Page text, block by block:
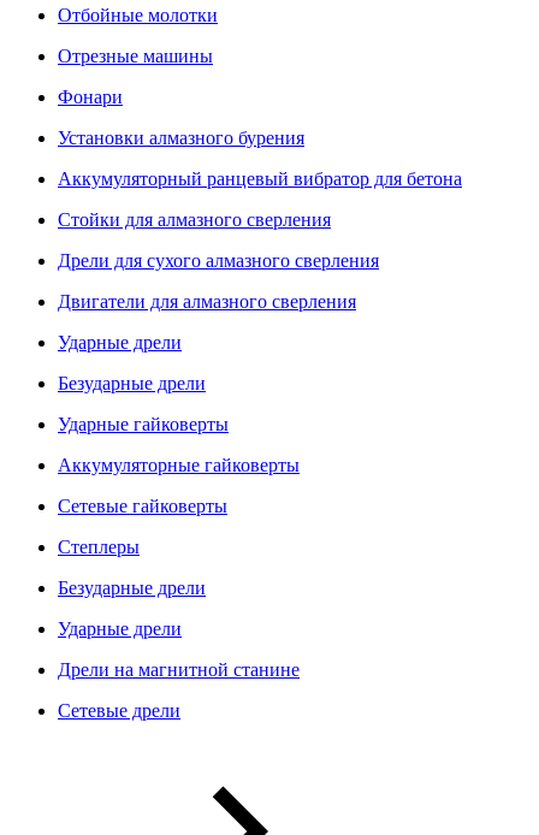
Отбойные молотки
Отрезные машины
Фонари
Установки алмазного бурения
Аккумуляторный ранцевый вибратор для бетона
Стойки для алмазного сверления
Дрели для сухого алмазного сверления
Двигатели для алмазного сверления
Ударные дрели
Безударные дрели
Ударные гайковерты
Аккумуляторные гайковерты
Сетевые гайковерты
Степлеры
Безударные дрели
Ударные дрели
Дрели на магнитной станине
Сетевые дрели